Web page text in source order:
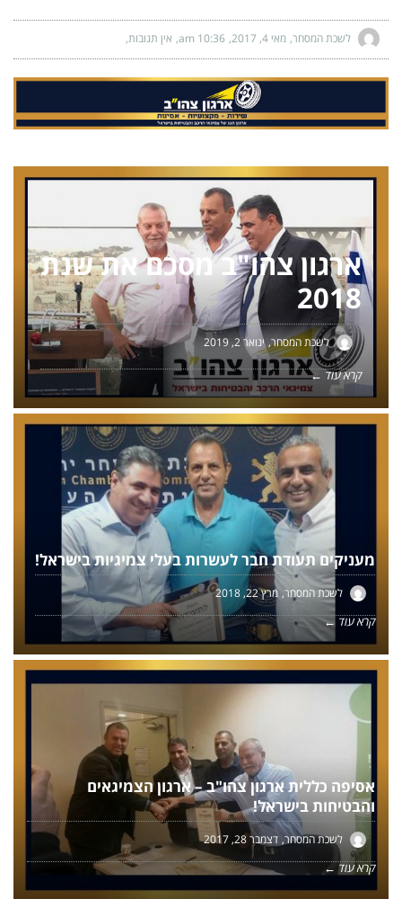
לשכת המסחר מאי 4, 2017 10:36 am אין תגובות
ארגון צהו"ב מסכם את שנת
2018
לשכת המסחר ינואר 2, 2019
קרא עוד ←
מעניקים תעודת חבר לעשרות בעלי צמיגיות בישראל!
לשכת המסחר מרץ 22, 2018
קרא עוד ←
אסיפה כללית ארגון צהו"ב – ארגון הצמיגאים
והבטיחות בישראל!
לשכת המסחר דצמבר 28, 2017
קרא עוד ←